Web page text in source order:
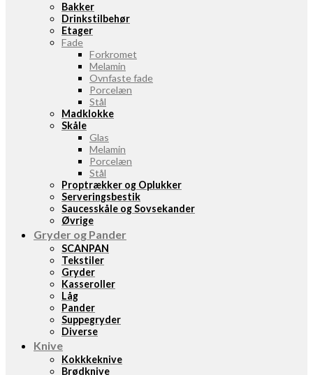
Bakker
Drinkstilbehør
Etager
Fade
Forkromet
Melamin
Ovnfaste fade
Porcelæn
Stål
Madklokke
Skåle
Glas
Melamin
Porcelæn
Stål
Proptrækker og Oplukker
Serveringsbestik
Saucesskåle og Sovsekander
Øvrige
Gryder og Pander
SCANPAN
Tekstiler
Gryder
Kasseroller
Låg
Pander
Suppegryder
Diverse
Knive
Kokkkeknive
Brødknive